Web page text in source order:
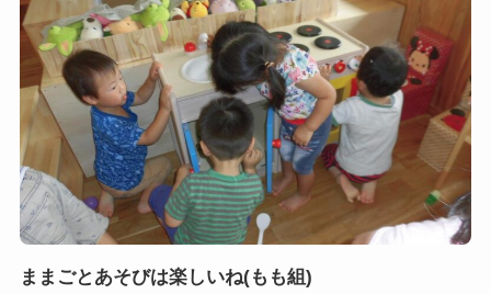
ままごとあそびは楽しいね(もも組)